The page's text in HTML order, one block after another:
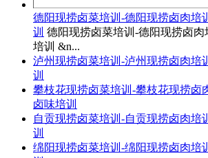
德阳现捞卤菜培训-德阳现捞卤肉培
训 德阳现捞卤菜培训-德阳现捞卤
培训 &n...
泸州现捞卤菜培训-泸州现捞卤肉培
训
攀枝花现捞卤菜培训-攀枝花现捞卤
卤味培训
自贡现捞卤菜培训-自贡现捞卤肉培
训
绵阳现捞卤菜培训-绵阳现捞卤肉培